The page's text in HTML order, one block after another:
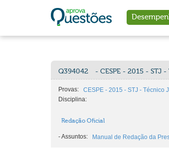
Q394042 - CESPE - 2015 -
Provas:
CESPE - 2015 - STJ - Técnico
Disciplina:
Redação Oficial
-Assuntos: Manual de Redação da